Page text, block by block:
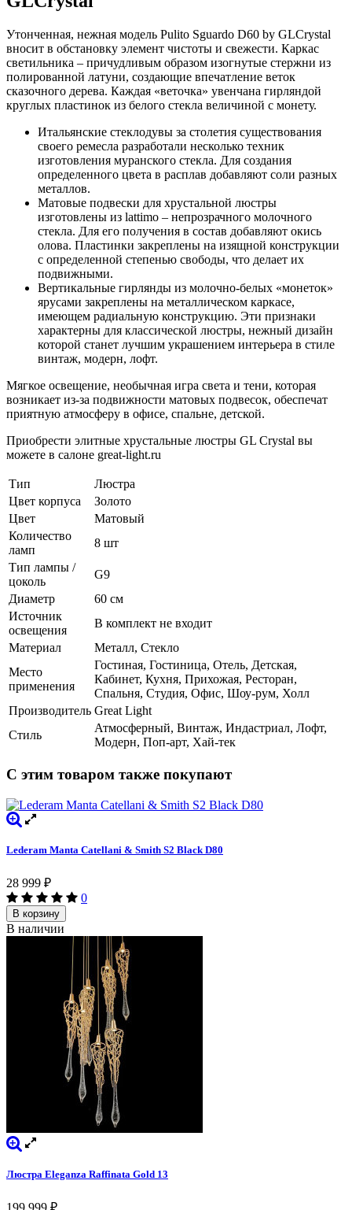
Утонченная, нежная модель Pulito Sguardo D60 by GLCrystal
вносит в обстановку элемент чистоты и свежести. Каркас
светильника – причудливым образом изогнутые стержни из
полированной латуни, создающие впечатление веток
сказочного дерева. Каждая «веточка» увенчана гирляндой
круглых пластинок из белого стекла величиной с монету.
Итальянские стеклодувы за столетия существования
своего ремесла разработали несколько техник
изготовления муранского стекла. Для создания
определенного цвета в расплав добавляют соли разных
металлов.
Матовые подвески для хрустальной люстры
изготовлены из lattimo – непрозрачного молочного
стекла. Для его получения в состав добавляют окись
олова. Пластинки закреплены на изящной конструкции
с определенной степенью свободы, что делает их
подвижными.
Вертикальные гирлянды из молочно-белых «монеток»
ярусами закреплены на металлическом каркасе,
имеющем радиальную конструкцию. Эти признаки
характерны для классической люстры, нежный дизайн
которой станет лучшим украшением интерьера в стиле
винтаж, модерн, лофт.
Мягкое освещение, необычная игра света и тени, которая
возникает из-за подвижности матовых подвесок, обеспечат
приятную атмосферу в офисе, спальне, детской.
Приобрести элитные хрустальные люстры GL Crystal вы
можете в салоне great-light.ru
Тип
Люстра
Цвет корпуса
Золото
Цвет
Матовый
Количество
ламп
8 шт
Тип лампы /
цоколь
G9
Диаметр
60 см
Источник
освещения
В комплект не входит
Материал
Металл, Стекло
Место
применения
Гостиная, Гостиница, Отель, Детская,
Кабинет, Кухня, Прихожая, Ресторан,
Спальня, Студия, Офис, Шоу-рум, Холл
Производитель Great Light
Стиль
Атмосферный, Винтаж, Индастриал, Лофт,
Модерн, Поп-арт, Хай-тек
С этим товаром также покупают
Lederam Manta Catellani & Smith S2 Black D80
28 999 ₽
0
В корзину
В наличии
Люстра Eleganza Raffinata Gold 13
199 999 ₽